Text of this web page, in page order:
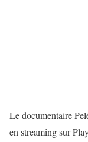
Le documentaire
en streaming sur